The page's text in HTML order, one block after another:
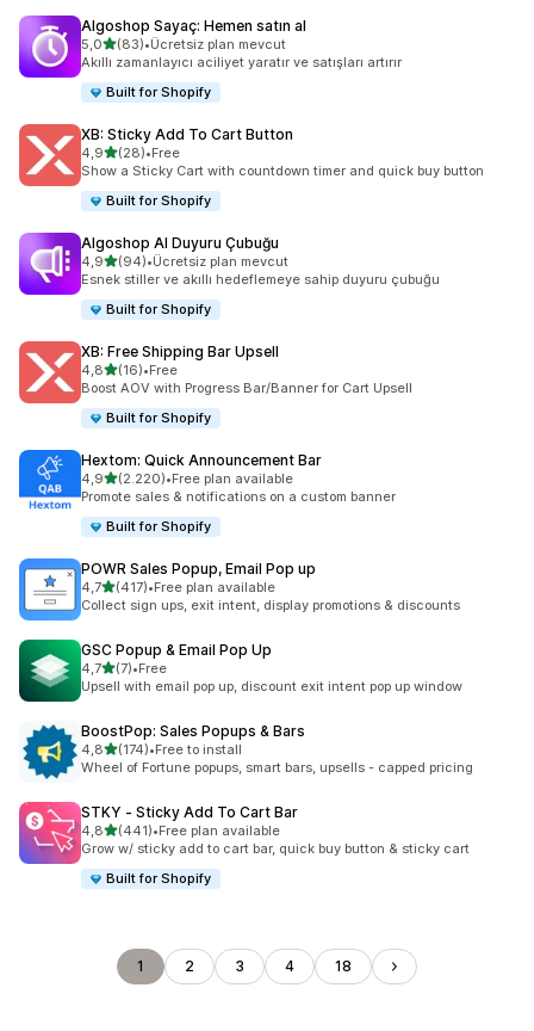
Algoshop Sayaç: Hemen satın al
5,05 yıldız üzerinden
(83)
toplam 83 değerlendirme
•Ücretsiz plan mevcut
Akıllı zamanlayıcı aciliyet yaratır ve satışları artırır
Built for Shopify
XB: Sticky Add To Cart Button
4,95 yıldız üzerinden
(28)
toplam 28 değerlendirme
•Free
Show a Sticky Cart with countdown timer and quick buy button
Built for Shopify
Algoshop AI Duyuru Çubuğu
4,95 yıldız üzerinden
(94)
toplam 94 değerlendirme
•Ücretsiz plan mevcut
Esnek stiller ve akıllı hedeflemeye sahip duyuru çubuğu
Built for Shopify
XB: Free Shipping Bar Upsell
4,85 yıldız üzerinden
(16)
toplam 16 değerlendirme
•Free
Boost AOV with Progress Bar/Banner for Cart Upsell
Built for Shopify
Hextom: Quick Announcement Bar
4,95 yıldız üzerinden
(2.220)
toplam 2220 değerlendirme
•Free plan available
Promote sales & notifications on a custom banner
Built for Shopify
POWR Sales Popup, Email Pop up
4,75 yıldız üzerinden
(417)
toplam 417 değerlendirme
•Free plan available
Collect sign ups, exit intent, display promotions & discounts
GSC Popup & Email Pop Up
4,75 yıldız üzerinden
(7)
toplam 7 değerlendirme
•Free
Upsell with email pop up, discount exit intent pop up window
BoostPop: Sales Popups & Bars
4,85 yıldız üzerinden
(174)
toplam 174 değerlendirme
•Free to install
Wheel of Fortune popups, smart bars, upsells - capped pricing
STKY ‑ Sticky Add To Cart Bar
4,85 yıldız üzerinden
(441)
toplam 441 değerlendirme
•Free plan available
Grow w/ sticky add to cart bar, quick buy button & sticky cart
Built for Shopify
1 2 3 4 18